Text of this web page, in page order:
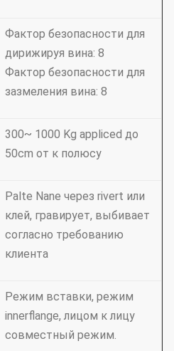
Фактор безопасности для
дирижируя вина: 8
Фактор безопасности для
зазмеления вина: 8
300~ 1000 Kg appliced до
50cm от к полюсу
Palte Nane через rivert или
клей, гравирует, выбивает
согласно требованию
клиента
Режим вставки, режим
innerflange, лицом к лицу
совместный режим.